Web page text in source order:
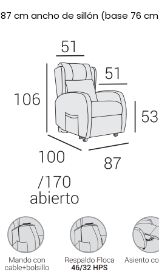
87 cm ancho de sillón (base 76